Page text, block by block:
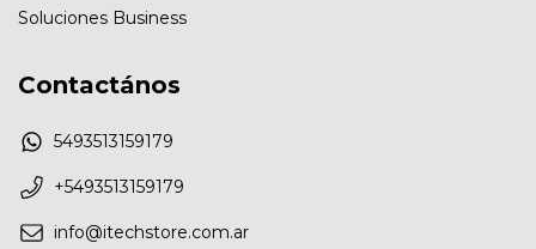
Soluciones Business
Contactános
5493513159179
+5493513159179
info@itechstore.com.ar